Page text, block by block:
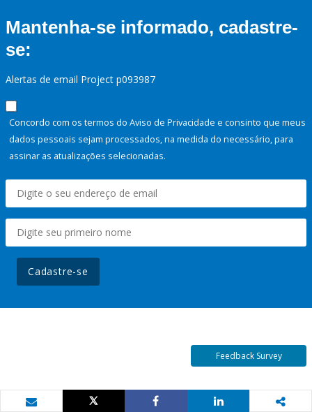
Mantenha-se informado, cadastre-
se:
Alertas de email Project p093987
Concordo com os termos do Aviso de Privacidade e consinto que meus
dados pessoais sejam processados, na medida do necessário, para
assinar as atualizações selecionadas.
Cadastre-se
Feedback Survey